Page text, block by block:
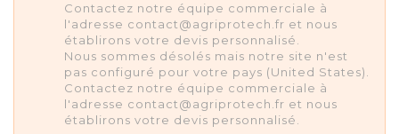
Contactez notre équipe commerciale à
l'adresse contact@agriprotech.fr et nous
établirons votre devis personnalisé.
Nous sommes désolés mais notre site n'est
pas configuré pour votre pays (United States).
Contactez notre équipe commerciale à
l'adresse contact@agriprotech.fr et nous
établirons votre devis personnalisé.